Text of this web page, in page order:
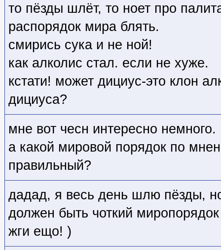
то пёзды шлёт, то ноет про
распорядок мира блять.
смирись сука и не ной!
как алколис стал. если не хуже.
кстати! может дициус-это клон
дициуса?
мне вот чесн интересно немного.
а какой мировой порядок по
правильный?
дадад, я весь день шлю пёзды,
должен быть чоткий миропорядок
жги ещо! )